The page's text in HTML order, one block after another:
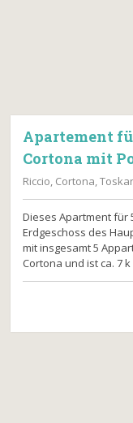
Apartement
Cortona mit
Riccio, Cortona,
Dieses Apartment für
Erdgeschoss des
mit insgesamt 5
Cortona und ist ca. 7 k